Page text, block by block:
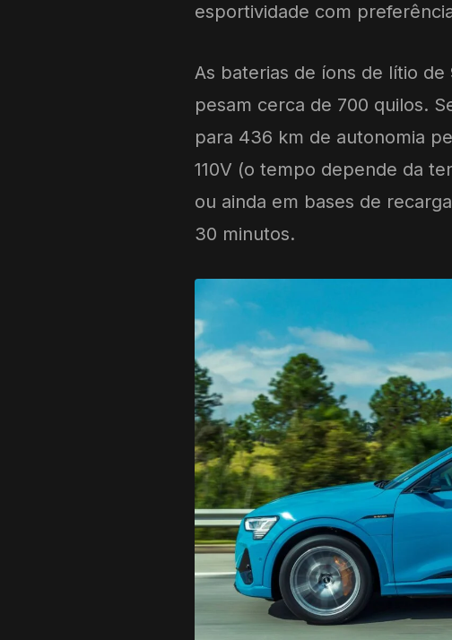
esportividade com
As baterias de íons de lítio
pesam cerca de 700 quilos.
para 436 km de autonomia
110V (o tempo depende da
ou ainda em bases de
30 minutos.